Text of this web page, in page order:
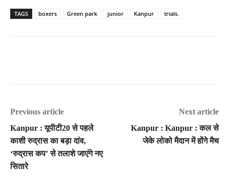
TAGS boxers Green park junior Kanpur trials.
Previous article
Kanpur : यूपीटी20 से पहले
काशी रुद्रास का बड़ा दांव,
‘रुद्रास कप’ से तलाशे जाएंगे नए
सितारे
Next article
Kanpur : Kanpur : कल से
जेके लोको मैदान में होंगे मैच